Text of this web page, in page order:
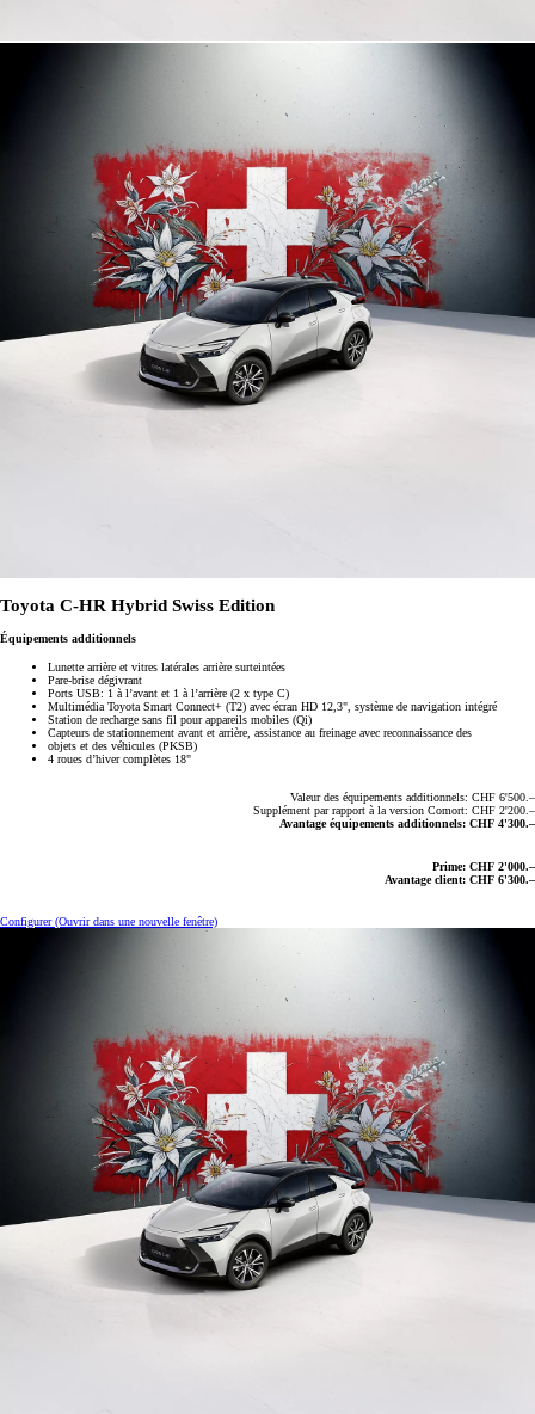
Toyota C-HR Hybrid Swiss Edition
Équipements additionnels
Lunette arrière et vitres latérales arrière surteintées
Pare-brise dégivrant
Ports USB: 1 à l’avant et 1 à l’arrière (2 x type C)
Multimédia Toyota Smart Connect+ (T2) avec écran HD 12,3", système de navigation intégré
Station de recharge sans fil pour appareils mobiles (Qi)
Capteurs de stationnement avant et arrière, assistance au freinage avec reconnaissance des
objets et des véhicules (PKSB)
4 roues d’hiver complètes 18"
Valeur des équipements additionnels: CHF 6'500.–
Supplément par rapport à la version Comort: CHF 2'200.–
Avantage équipements additionnels: CHF 4'300.–
Prime: CHF 2'000.–
Avantage client: CHF 6'300.–
Configurer(Ouvrir dans une nouvelle fenêtre)